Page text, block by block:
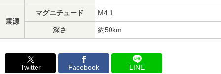
震源
マグニチュード M4.1
深さ 約50km
Twitter Facebook LINE